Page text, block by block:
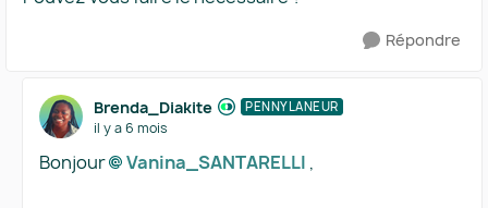
Répondre
Brenda_Diakite PENNYLANEUR
il y a 6 mois
Bonjour Vanina_SANTARELLI​ ,